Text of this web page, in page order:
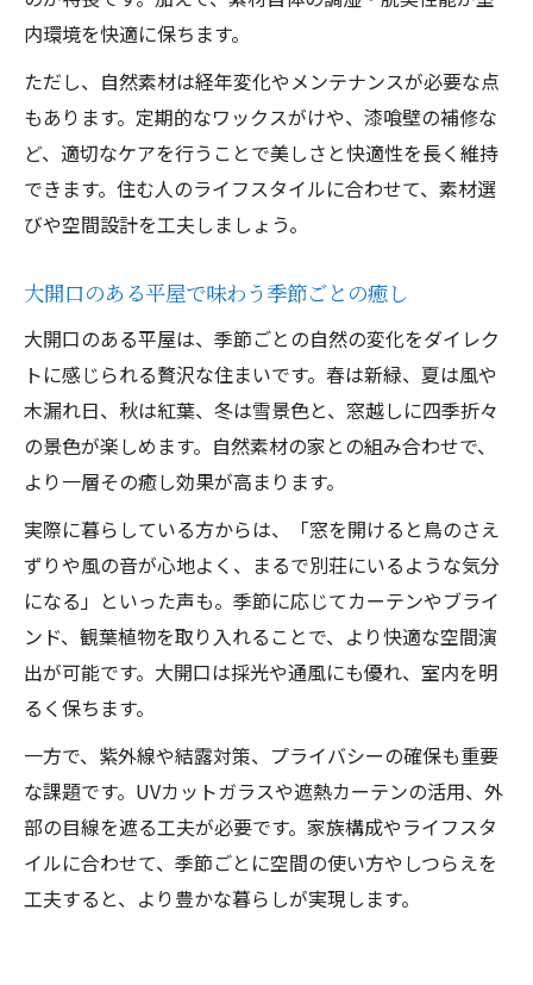
内環境を快適に保ちます。
ただし、自然素材は経年変化やメンテナンスが必要な点
もあります。定期的なワックスがけや、漆喰壁の補修な
ど、適切なケアを行うことで美しさと快適性を長く維持
できます。住む人のライフスタイルに合わせて、素材選
びや空間設計を工夫しましょう。
大開口のある平屋で味わう季節ごとの癒し
大開口のある平屋は、季節ごとの自然の変化をダイレク
トに感じられる贅沢な住まいです。春は新緑、夏は風や
木漏れ日、秋は紅葉、冬は雪景色と、窓越しに四季折々
の景色が楽しめます。自然素材の家との組み合わせで、
より一層その癒し効果が高まります。
実際に暮らしている方からは、「窓を開けると鳥のさえ
ずりや風の音が心地よく、まるで別荘にいるような気分
になる」といった声も。季節に応じてカーテンやブライ
ンド、観葉植物を取り入れることで、より快適な空間演
出が可能です。大開口は採光や通風にも優れ、室内を明
るく保ちます。
一方で、紫外線や結露対策、プライバシーの確保も重要
な課題です。UVカットガラスや遮熱カーテンの活用、外
部の目線を遮る工夫が必要です。家族構成やライフスタ
イルに合わせて、季節ごとに空間の使い方やしつらえを
工夫すると、より豊かな暮らしが実現します。